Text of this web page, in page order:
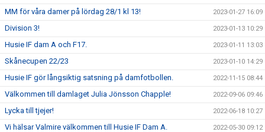
MM för våra damer på lördag 28/1 kl 13! 2023-01-27 16:09
Division 3! 2023-01-13 10:29
Husie IF dam A och F17. 2023-01-11 13:03
Skånecupen 22/23 2023-01-10 14:29
Husie IF gör långsiktig satsning på damfotbollen. 2022-11-15 08:44
Välkommen till damlaget Julia Jönsson Chapple! 2022-09-06 09:46
Lycka till tjejer! 2022-06-18 10:27
Vi hälsar Valmire välkommen till Husie IF Dam A. 2022-05-30 09:12